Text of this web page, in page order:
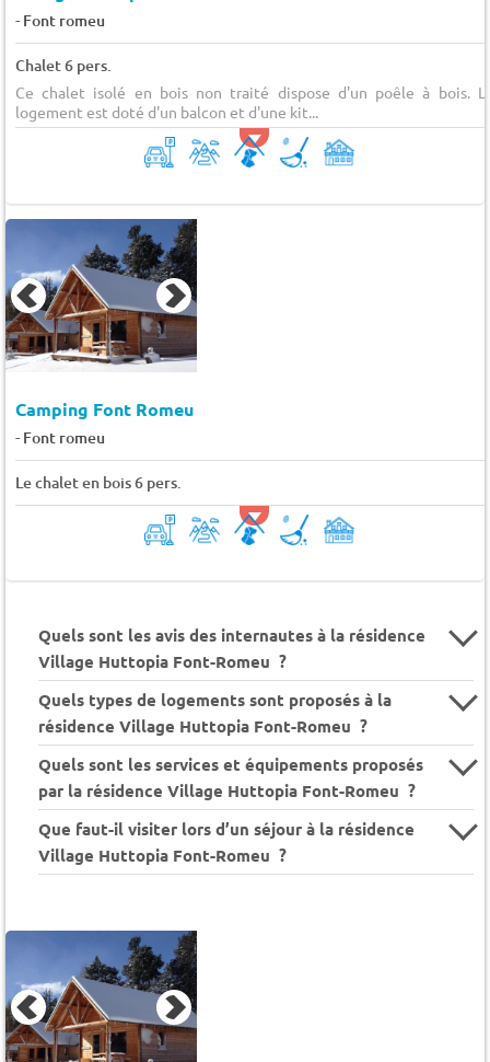
- Font romeu
Chalet 6 pers.
Ce chalet isolé en bois non traité dispose d'un poêle à bois.
logement est doté d'un balcon et d'une kit...
Camping Font Romeu
- Font romeu
Le chalet en bois 6 pers.
Quels sont les avis des internautes à la résidence
Village Huttopia Font-Romeu ?
Quels types de logements sont proposés à la
résidence Village Huttopia Font-Romeu ?
Quels sont les services et équipements proposés
par la résidence Village Huttopia Font-Romeu ?
Que faut-il visiter lors d’un séjour à la résidence
Village Huttopia Font-Romeu ?